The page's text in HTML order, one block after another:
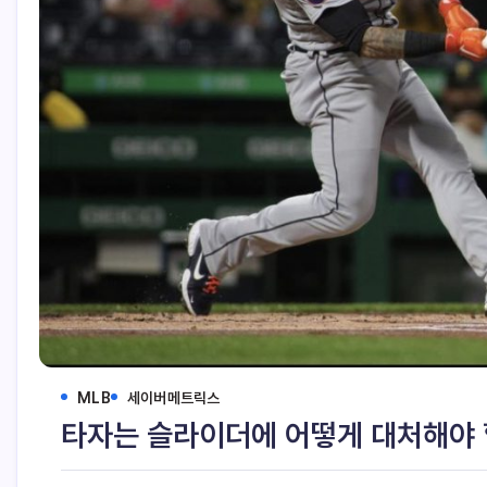
MLB 세이버메트릭스
타자는 슬라이더에 어떻게 대처해야